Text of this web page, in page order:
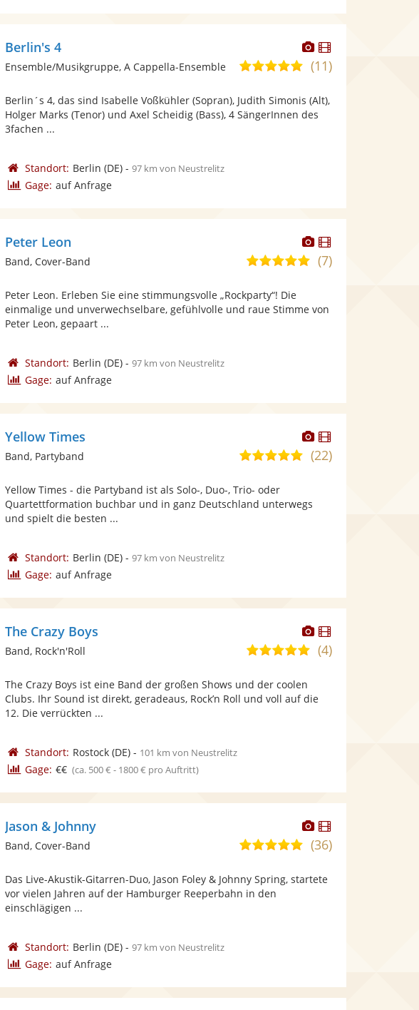
Dieser
Künstler
stellt
Fotos
bereit.
Dieser
Künstler
Berlin's 4
5,0
5
Sternen
(11)
Ensemble/Musikgruppe, A Cappella-Ensemble
Berlin´s 4, das sind Isabelle Voßkühler (Sopran), Judith Simonis (Alt),
Holger Marks (Tenor) und Axel Scheidig (Bass), 4 SängerInnen des
3fachen ...
Standort: Berlin (DE)- 97 km von Neustrelitz
Gage: auf Anfrage
Dieser
Künstler
stellt
Dieser
Künstler
Peter Leon
4,9
Sternen
(7)
Band, Cover-Band
Peter Leon. Erleben Sie eine stimmungsvolle „Rockparty“! Die
einmalige und unverwechselbare, gefühlvolle und raue Stimme von
Peter Leon, gepaart ...
Standort: Berlin (DE)- 97 km von Neustrelitz
Gage: auf Anfrage
Dieser
Künstler
stellt
Dieser
Künstler
Yellow Times
5,0
Sternen
(22)
Band, Partyband
Yellow Times - die Partyband ist als Solo-, Duo-, Trio- oder
Quartettformation buchbar und in ganz Deutschland unterwegs
und spielt die besten ...
Standort: Berlin (DE)- 97 km von Neustrelitz
Gage: auf Anfrage
Dieser
Künstler
stellt
Dieser
Künstler
The Crazy Boys
5,0
Sternen
(4)
Band, Rock'n'Roll
The Crazy Boys ist eine Band der großen Shows und der coolen
Clubs. Ihr Sound ist direkt, geradeaus, Rock’n Roll und voll auf die
12. Die verrückten ...
Standort: Rostock(DE)- 101 km von Neustrelitz
Gage: €€ (ca. 500 € - 1800 € pro Auftritt)
Dieser
Künstler
stellt
bereit.
Dieser
Künstler
Jason & Johnny
5,0
5
(36)
Band, Cover-Band
Das Live-Akustik-Gitarren-Duo, Jason Foley & Johnny Spring, startete
vor vielen Jahren auf der Hamburger Reeperbahn in den
einschlägigen ...
Standort: Berlin (DE)- 97 km von Neustrelitz
Gage: auf Anfrage